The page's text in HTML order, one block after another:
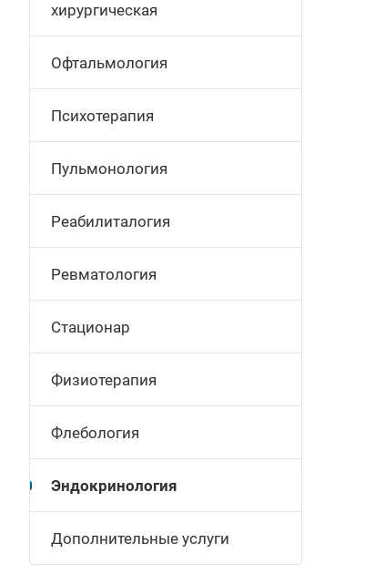
хирургическая
Офтальмология
Психотерапия
Пульмонология
Реабилиталогия
Ревматология
Стационар
Физиотерапия
Флебология
Эндокринология
Дополнительные услуги